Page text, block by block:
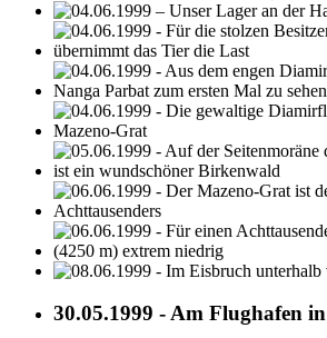
30.05.1999 - Am Flughafen